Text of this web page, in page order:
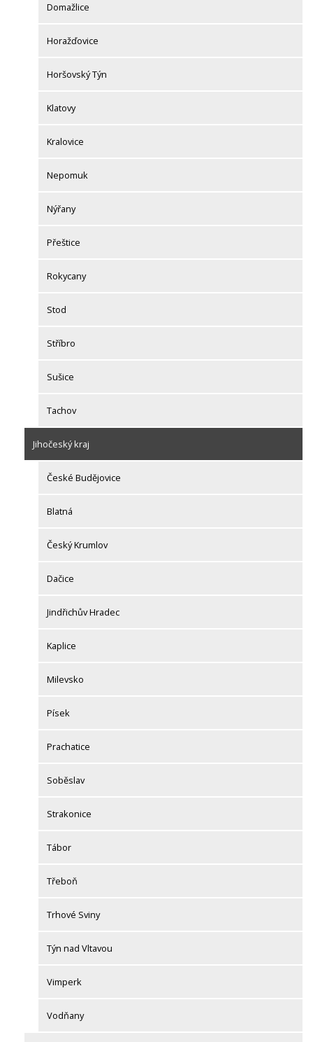
Domažlice
Horažďovice
Horšovský Týn
Klatovy
Kralovice
Nepomuk
Nýřany
Přeštice
Rokycany
Stod
Stříbro
Sušice
Tachov
Jihočeský kraj
České Budějovice
Blatná
Český Krumlov
Dačice
Jindřichův Hradec
Kaplice
Milevsko
Písek
Prachatice
Soběslav
Strakonice
Tábor
Třeboň
Trhové Sviny
Týn nad Vltavou
Vimperk
Vodňany